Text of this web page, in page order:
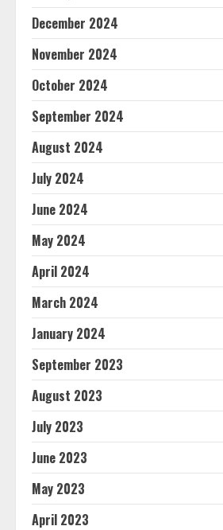
December 2024
November 2024
October 2024
September 2024
August 2024
July 2024
June 2024
May 2024
April 2024
March 2024
January 2024
September 2023
August 2023
July 2023
June 2023
May 2023
April 2023